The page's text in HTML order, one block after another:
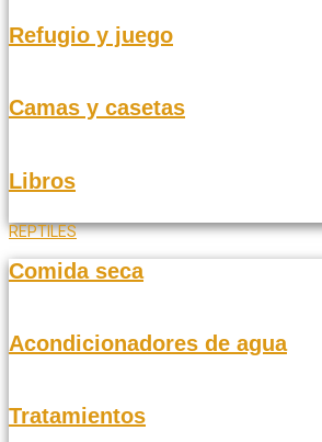
Refugio y juego
Camas y casetas
Libros
REPTILES
Comida seca
Acondicionadores de agua
Tratamientos